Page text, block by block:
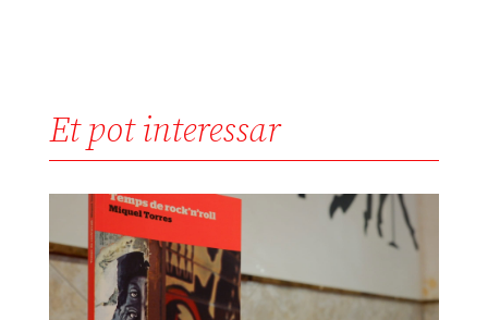
Et pot interessar